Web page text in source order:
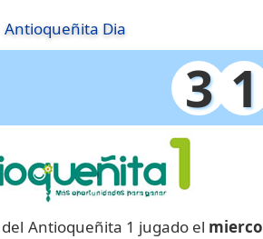
Antioqueñita Dia
3 1
Antioqueñita 1 jugado el